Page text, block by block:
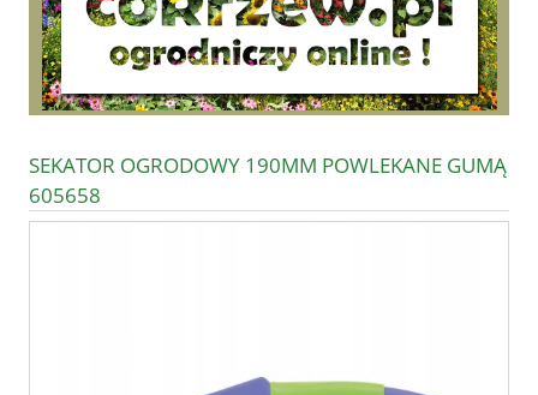
SEKATOR OGRODOWY 190MM POWLEKANE GUMĄ
605658